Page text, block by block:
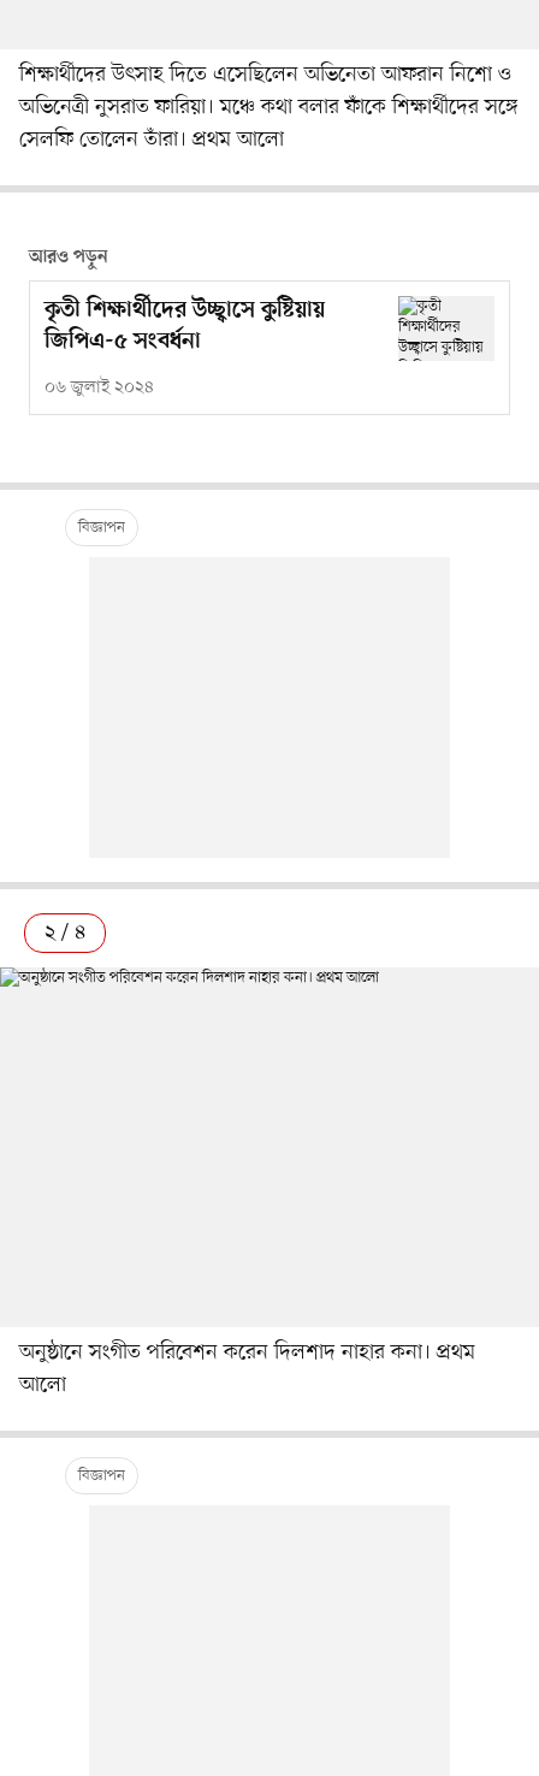
শিক্ষার্থীদের উৎসাহ দিতে এসেছিলেন অভিনেতা আফরান নিশো ও
অভিনেত্রী নুসরাত ফারিয়া। মঞ্চে কথা বলার ফাঁকে শিক্ষার্থীদের সঙ্গে
সেলফি তোলেন তাঁরা। প্রথম আলো
আরও পড়ুন
কৃতী শিক্ষার্থীদের উচ্ছ্বাসে কুষ্টিয়ায়
জিপিএ-৫ সংবর্ধনা
০৬ জুলাই ২০২৪
২ / ৪
অনুষ্ঠানে সংগীত পরিবেশন করেন দিলশাদ নাহার কনা। প্রথম
আলো